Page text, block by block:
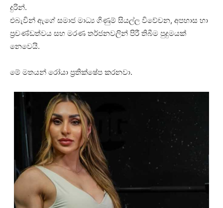
දුරින්.
එබැවින් ඇගේ සමාජ මාධ්‍ය ගිණුම් සියල්ල විවේචන, අපහාස හා
ප්‍රචණ්ඩත්වය සහ මරණ තර්ජනවලින් පිරී තිබීම පුදුමයක්
නෙවෙයි.
මේ මතයන් රෝයා ප්‍රතික්ෂේප කරනවා.